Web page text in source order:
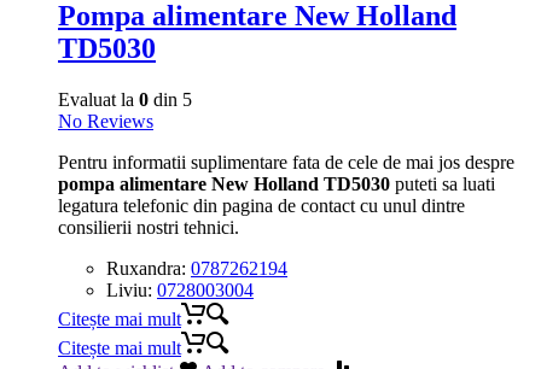
Pompa alimentare New Holland
TD5030
Evaluat la 0 din 5
No Reviews
Pentru informatii suplimentare fata de cele de mai jos despre
pompa alimentare New Holland TD5030 puteti sa luati
legatura telefonic din pagina de contact cu unul dintre
consilierii nostri tehnici.
Ruxandra: 0787262194
Liviu: 0728003004
Citește mai mult
Citește mai mult